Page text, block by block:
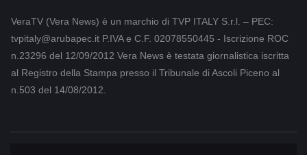
VeraTV (Vera News) è un marchio di TVP ITALY S.r.l. – PEC:
tvpitaly@arubapec.it P.IVA e C.F. 02078550445 - Iscrizione ROC
n.23296 del 12/09/2012 Vera News è testata giornalistica iscritta
al Registro della Stampa presso il Tribunale di Ascoli Piceno al
n.503 del 14/08/2012.